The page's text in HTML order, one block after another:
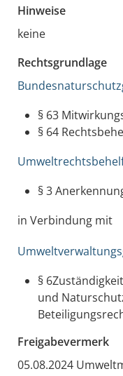
Hinweise
keine
Rechtsgrundlage
§ 63
§ 64
§ 3
in Verbindung mit
§
und
Freigabevermerk
05.08.2024